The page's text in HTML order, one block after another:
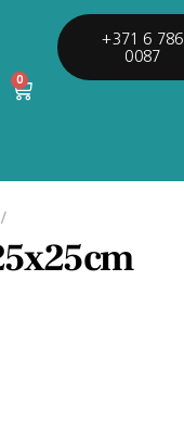
0
+371 6 786
0087